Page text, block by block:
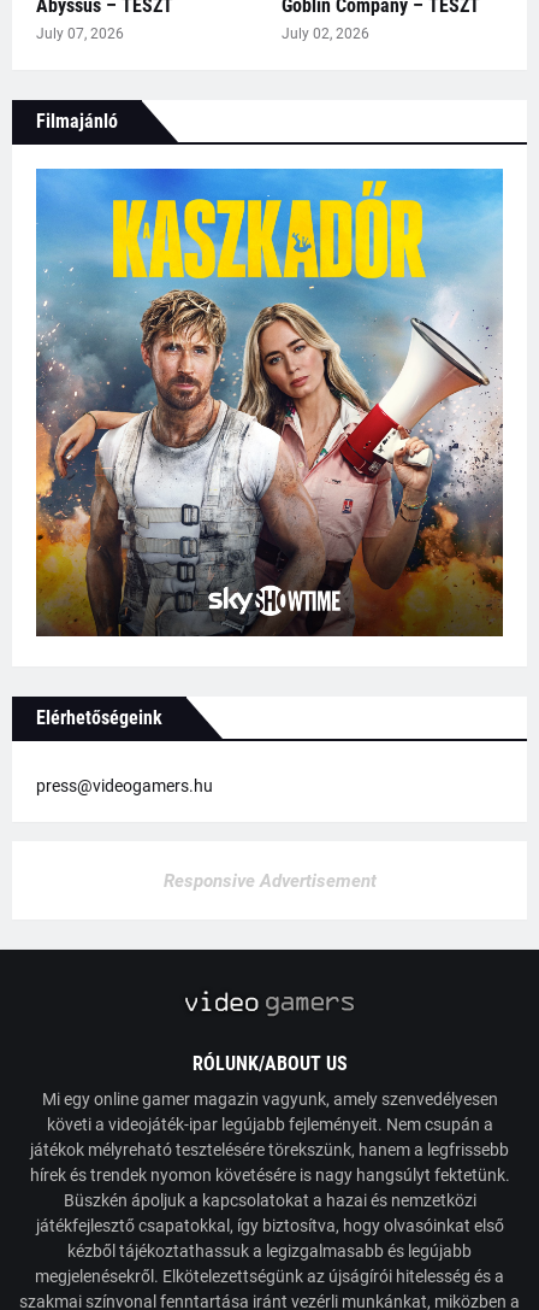
Abyssus – TESZT
July 07, 2026
Goblin Company – TESZT
July 02, 2026
Filmajánló
Elérhetőségeink
press@videogamers.hu
Responsive Advertisement
RÓLUNK/ABOUT US
Mi egy online gamer magazin vagyunk, amely szenvedélyesen
követi a videojáték-ipar legújabb fejleményeit. Nem csupán a
játékok mélyreható tesztelésére törekszünk, hanem a legfrissebb
hírek és trendek nyomon követésére is nagy hangsúlyt fektetünk.
Büszkén ápoljuk a kapcsolatokat a hazai és nemzetközi
játékfejlesztő csapatokkal, így biztosítva, hogy olvasóinkat első
kézből tájékoztathassuk a legizgalmasabb és legújabb
megjelenésekről. Elkötelezettségünk az újságírói hitelesség és a
szakmai színvonal fenntartása iránt vezérli munkánkat, miközben a